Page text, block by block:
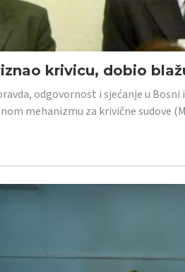
krivicu, dobio
odgovornost i sjećanje u
mehanizmu za krivične sudove